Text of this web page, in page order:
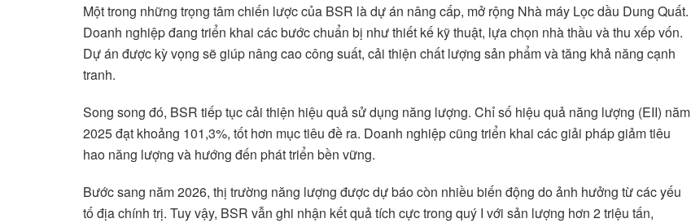
Một trong những trọng tâm chiến lược của BSR là dự án nâng cấp, mở rộng Nhà máy Lọc dầu Dung Quất.
Doanh nghiệp đang triển khai các bước chuẩn bị như thiết kế kỹ thuật, lựa chọn nhà thầu và thu xếp vốn.
Dự án được kỳ vọng sẽ giúp nâng cao công suất, cải thiện chất lượng sản phẩm và tăng khả năng cạnh
tranh.
Song song đó, BSR tiếp tục cải thiện hiệu quả sử dụng năng lượng. Chỉ số hiệu quả năng lượng (EII) năm
2025 đạt khoảng 101,3%, tốt hơn mục tiêu đề ra. Doanh nghiệp cũng triển khai các giải pháp giảm tiêu
hao năng lượng và hướng đến phát triển bền vững.
Bước sang năm 2026, thị trường năng lượng được dự báo còn nhiều biến động do ảnh hưởng từ các yếu
tố địa chính trị. Tuy vậy, BSR vẫn ghi nhận kết quả tích cực trong quý I với sản lượng hơn 2 triệu tấn,